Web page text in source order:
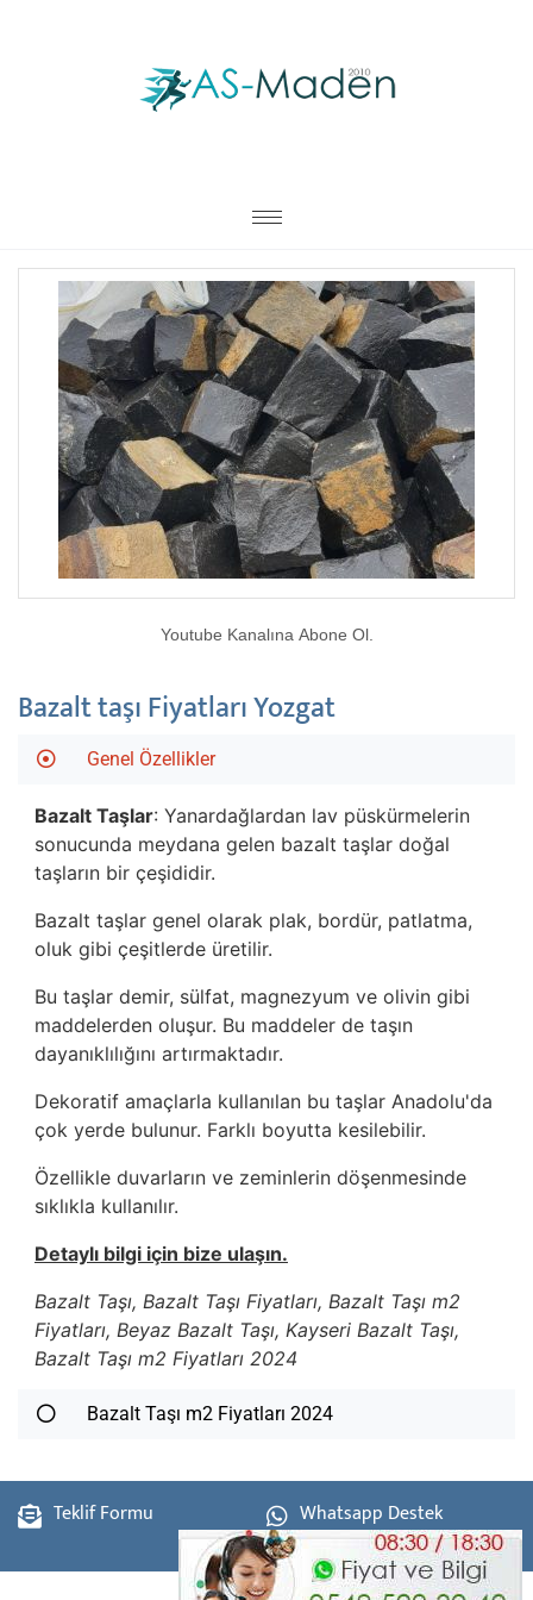
Youtube Kanalına Abone Ol.
Bazalt taşı Fiyatları Yozgat
Genel Özellikler
Bazalt Taşlar: Yanardağlardan lav püskürmelerin
sonucunda meydana gelen bazalt taşlar doğal
taşların bir çeşididir.
Bazalt taşlar genel olarak plak, bordür, patlatma,
oluk gibi çeşitlerde üretilir.
Bu taşlar demir, sülfat, magnezyum ve olivin gibi
maddelerden oluşur. Bu maddeler de taşın
dayanıklılığını artırmaktadır.
Dekoratif amaçlarla kullanılan bu taşlar Anadolu'da
çok yerde bulunur. Farklı boyutta kesilebilir.
Özellikle duvarların ve zeminlerin döşenmesinde
sıklıkla kullanılır.
Detaylı bilgi için bize ulaşın.
Bazalt Taşı, Bazalt Taşı Fiyatları, Bazalt Taşı m2
Fiyatları, Beyaz Bazalt Taşı, Kayseri Bazalt Taşı,
Bazalt Taşı m2 Fiyatları 2024
Bazalt Taşı m2 Fiyatları 2024
Teklif Formu Whatsapp Destek